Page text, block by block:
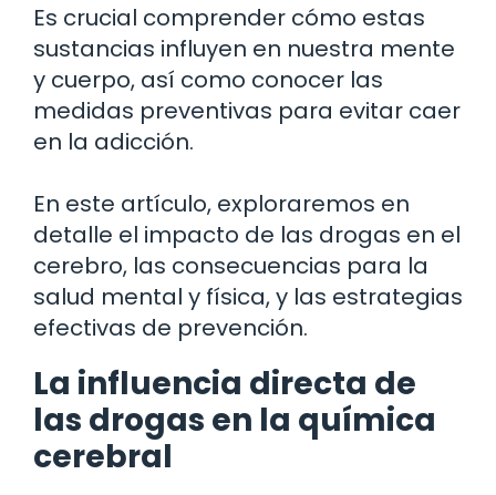
Es crucial comprender cómo estas
sustancias influyen en nuestra mente
y cuerpo, así como conocer las
medidas preventivas para evitar caer
en la adicción.
En este artículo, exploraremos en
detalle el impacto de las drogas en el
cerebro, las consecuencias para la
salud mental y física, y las estrategias
efectivas de prevención.
La influencia directa de
las drogas en la química
cerebral